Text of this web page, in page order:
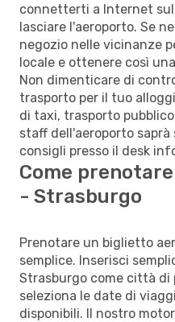
connetterti a Internet
lasciare l'aeroporto. Se
negozio nelle vicinanze
locale e ottenere così
Non dimenticare di
trasporto per il tuo
di taxi, trasporto
staff dell'aeroporto
consigli presso il desk
Come
- Strasburgo
Prenotare un biglietto
semplice. Inserisci
Strasburgo come città di
seleziona le date di
disponibili. Il nostro